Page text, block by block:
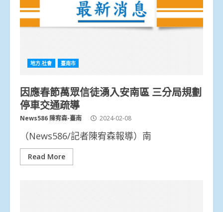
地方.社會 臺南市
因應春節萬眾信徒湧入安南區 三分局規劃
停車交通疏導
News586 陳宥森-臺南 2024-02-08
（News586/記者陳宥森報導）南
Read More